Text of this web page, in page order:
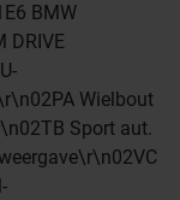
BMW
DRIVE
Wielbout
Sport aut.